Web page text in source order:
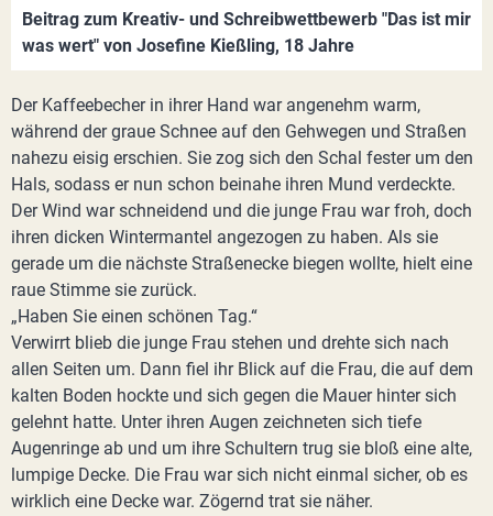
Beitrag zum Kreativ- und Schreibwettbewerb "Das ist mir
was wert" von Josefine Kießling, 18 Jahre
Der Kaffeebecher in ihrer Hand war angenehm warm,
während der graue Schnee auf den Gehwegen und Straßen
nahezu eisig erschien. Sie zog sich den Schal fester um den
Hals, sodass er nun schon beinahe ihren Mund verdeckte.
Der Wind war schneidend und die junge Frau war froh, doch
ihren dicken Wintermantel angezogen zu haben. Als sie
gerade um die nächste Straßenecke biegen wollte, hielt eine
raue Stimme sie zurück.
„Haben Sie einen schönen Tag.“
Verwirrt blieb die junge Frau stehen und drehte sich nach
allen Seiten um. Dann fiel ihr Blick auf die Frau, die auf dem
kalten Boden hockte und sich gegen die Mauer hinter sich
gelehnt hatte. Unter ihren Augen zeichneten sich tiefe
Augenringe ab und um ihre Schultern trug sie bloß eine alte,
lumpige Decke. Die Frau war sich nicht einmal sicher, ob es
wirklich eine Decke war. Zögernd trat sie näher.